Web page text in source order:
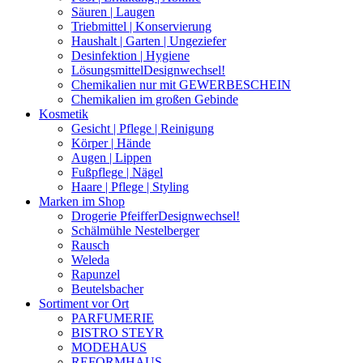
Säuren | Laugen
Triebmittel | Konservierung
Haushalt | Garten | Ungeziefer
Desinfektion | Hygiene
LösungsmittelDesignwechsel!
Chemikalien nur mit GEWERBESCHEIN
Chemikalien im großen Gebinde
Kosmetik
Gesicht | Pflege | Reinigung
Körper | Hände
Augen | Lippen
Fußpflege | Nägel
Haare | Pflege | Styling
Marken im Shop
Drogerie PfeifferDesignwechsel!
Schälmühle Nestelberger
Rausch
Weleda
Rapunzel
Beutelsbacher
Sortiment vor Ort
PARFUMERIE
BISTRO STEYR
MODEHAUS